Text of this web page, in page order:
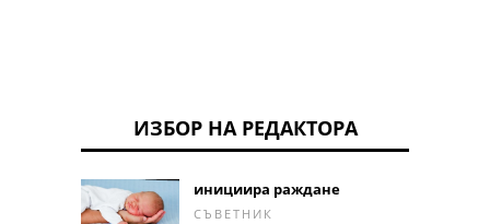
ИЗБОР НА РЕДАКТОРА
инициира раждане
СЪВЕТНИК